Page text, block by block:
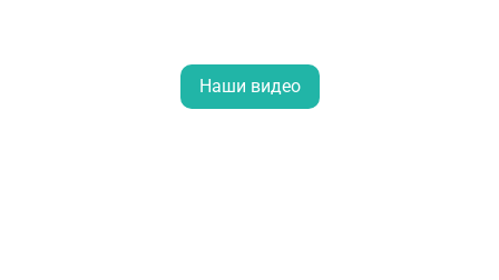
Наши видео